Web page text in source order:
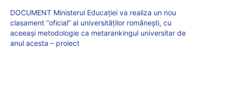
DOCUMENT Ministerul Educației va realiza un nou
clasament “oficial” al universităților românești, cu
aceeași metodologie ca metarankingul universitar de
anul acesta – proiect